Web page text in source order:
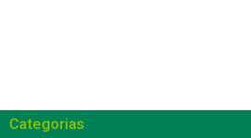
Categorias